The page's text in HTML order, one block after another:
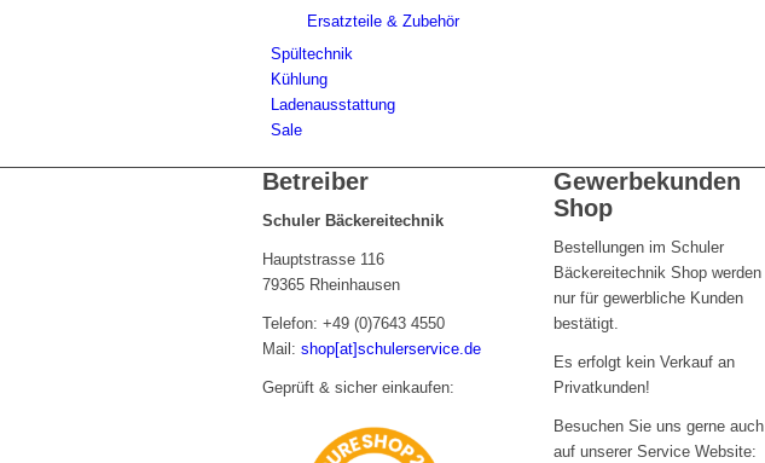
Ersatzteile & Zubehör
Spültechnik
Kühlung
Ladenausstattung
Sale
Betreiber
Schuler Bäckereitechnik
Hauptstrasse 116
79365 Rheinhausen
Telefon: +49 (0)7643 4550
Mail: shop[at]schulerservice.de
Geprüft & sicher einkaufen:
Gewerbekunden
Shop
Bestellungen im Schuler
Bäckereitechnik Shop werden
nur für gewerbliche Kunden
bestätigt.
Es erfolgt kein Verkauf an
Privatkunden!
Besuchen Sie uns gerne auch
auf unserer Service Website: